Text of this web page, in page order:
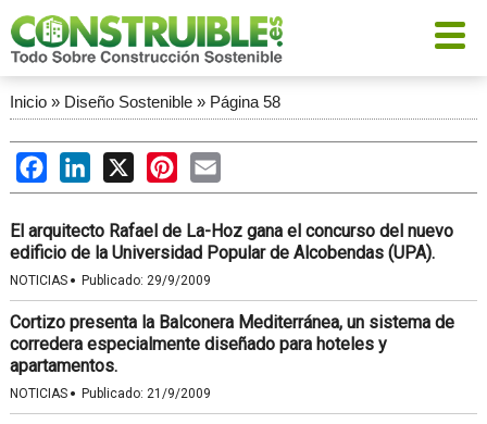
Inicio» Diseño Sostenible» Página 58
FacebookLinkedIn
X PinterestEmail
El arquitecto Rafael de La-Hoz gana el concurso del nuevo
edificio de la Universidad Popular de Alcobendas (UPA).
NOTICIAS · Publicado: 29/9/2009
Cortizo presenta la Balconera Mediterránea, un sistema de
corredera especialmente diseñado para hoteles y
apartamentos.
NOTICIAS · Publicado: 21/9/2009